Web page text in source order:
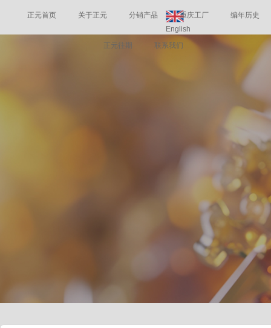
正元首页 关于正元 分销产品 重庆工厂 编年历史
正元往期 联系我们
English